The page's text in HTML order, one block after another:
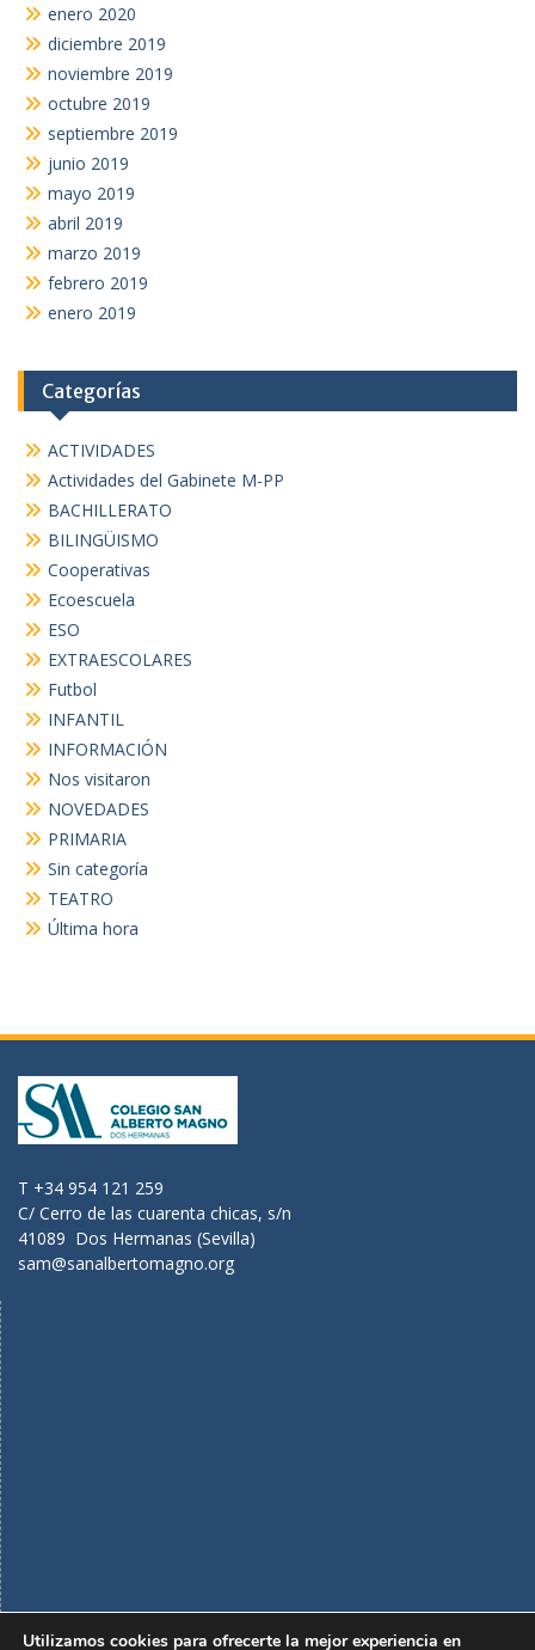
enero 2020
diciembre 2019
noviembre 2019
octubre 2019
septiembre 2019
junio 2019
mayo 2019
abril 2019
marzo 2019
febrero 2019
enero 2019
Categorías
ACTIVIDADES
Actividades del Gabinete M-PP
BACHILLERATO
BILINGÜISMO
Cooperativas
Ecoescuela
ESO
EXTRAESCOLARES
Futbol
INFANTIL
INFORMACIÓN
Nos visitaron
NOVEDADES
PRIMARIA
Sin categoría
TEATRO
Última hora
T +34 954 121 259
C/ Cerro de las cuarenta chicas, s/n
41089 Dos Hermanas (Sevilla)
sam@sanalbertomagno.org
Utilizamos cookies para ofrecerte la mejor experiencia en